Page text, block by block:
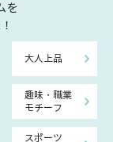
を
大人上品
趣味・職業
モチーフ
スポーツ